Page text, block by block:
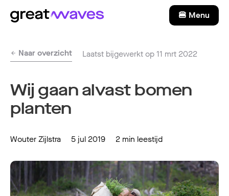
🍔 Menu
Naar overzicht Laatst bijgewerkt op 11 mrt 2022
Wij gaan alvast bomen
planten
Wouter Zijlstra 5 jul 2019 2 min leestijd